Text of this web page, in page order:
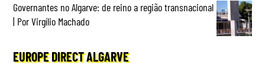
Governantes no Algarve: de reino a região transnacional
| Por Virgílio Machado
EUROPE DIRECT ALGARVE